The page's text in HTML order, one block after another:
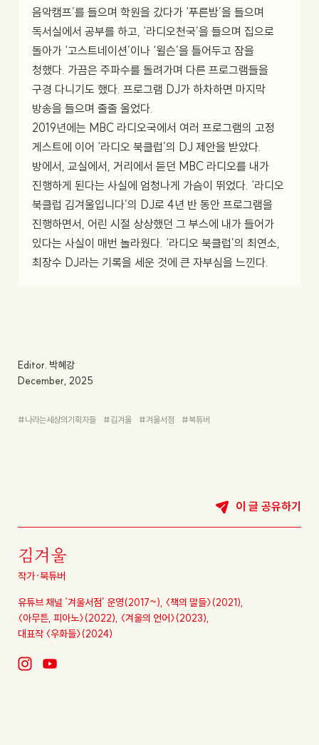
음악캠프’를 들으며 학원을 갔다가 ‘푸른밤’을 들으며
독서실에서 공부를 하고, ‘라디오천국’을 들으며 집으로
돌아가 ‘고스트네이션’이나 ‘윌슨’을 틀어두고 잠을
청했다. 가끔은 주파수를 돌려가며 다른 프로그램들을
구경 다니기도 했다. 프로그램 DJ가 하차하면 마지막
방송을 들으며 줄줄 울었다.
2019년에는 MBC 라디오국에서 여러 프로그램의 고정
게스트에 이어 ‘라디오 북클럽’의 DJ 제안을 받았다.
방에서, 교실에서, 거리에서 듣던 MBC 라디오를 내가
진행하게 된다는 사실에 엄청나게 가슴이 뛰었다. ‘라디오
북클럽 김겨울입니다’의 DJ로 4년 반 동안 프로그램을
진행하면서, 어린 시절 상상했던 그 부스에 내가 들어가
있다는 사실이 매번 놀라웠다. ‘라디오 북클럽’의 최연소,
최장수 DJ라는 기록을 세운 것에 큰 자부심을 느낀다.
Editor. 박혜강
December, 2025
#나라는세상의기획자들 #김겨울 #겨울서점 #북튜버
이 글 공유하기
김겨울
작가·북튜버
유튜브 채널 ‘겨울서점’ 운영(2017~), 〈책의 말들〉(2021),
〈아무튼, 피아노〉(2022), 〈겨울의 언어〉(2023),
대표작 〈우화들〉(2024)